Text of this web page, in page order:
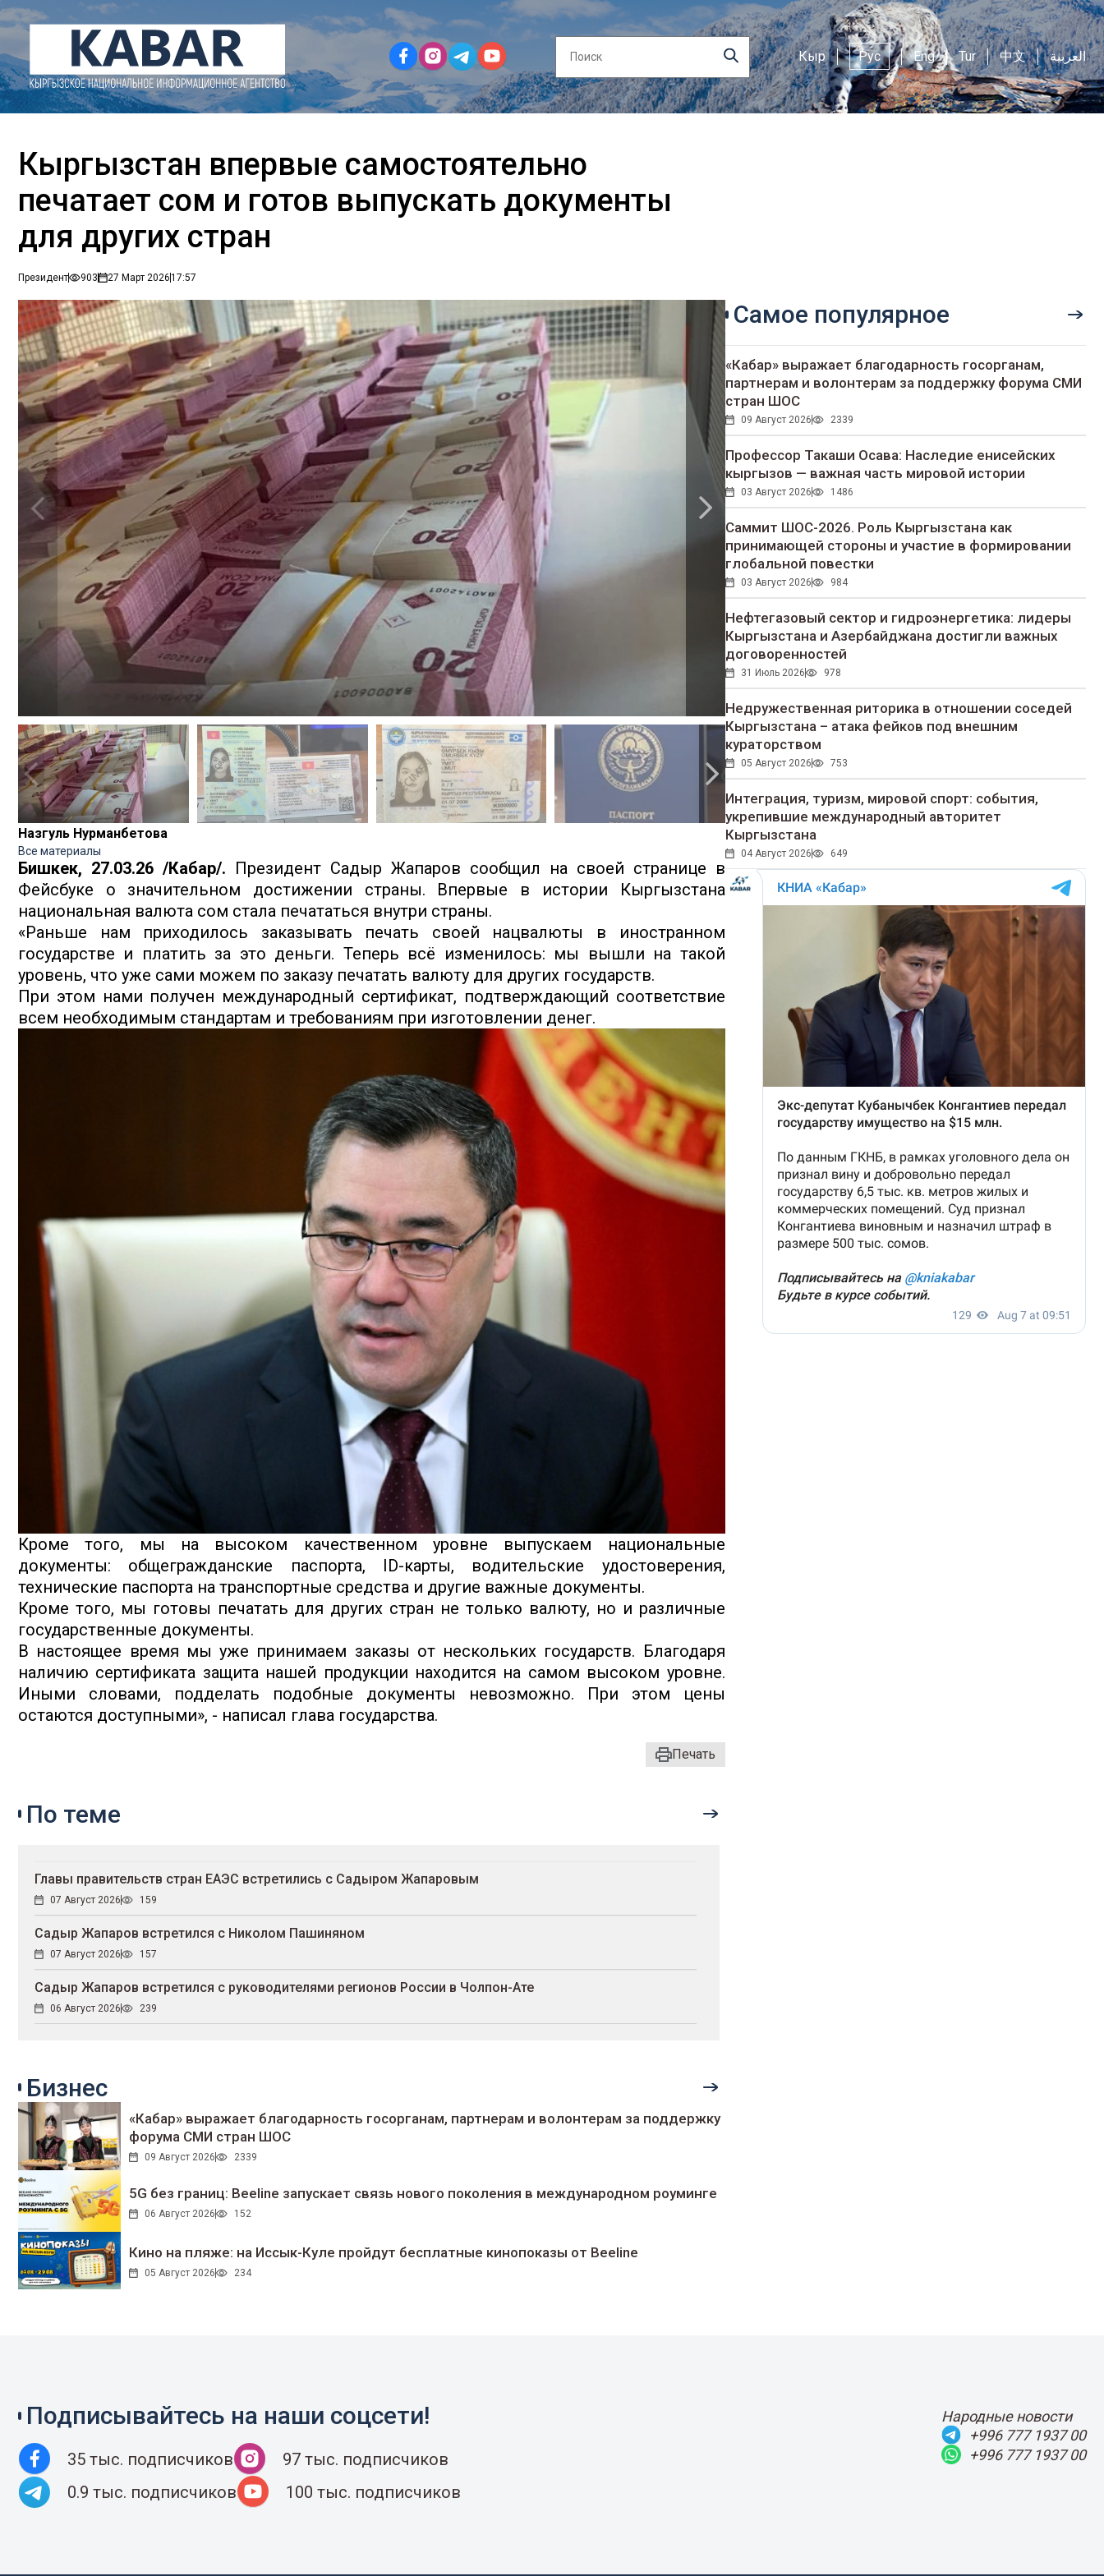
Кыр Рус Eng Tur 中文 العربية
Кыргызстан впервые самостоятельно
печатает сом и готов выпускать документы
для других стран
Президент 903 27 Март 202617:57
Назгуль Нурманбетова
Все материалы
Бишкек, 27.03.26 /Кабар/.
Президент Садыр Жапаров сообщил на своей странице в
Фейсбуке о значительном достижении страны. Впервые в истории Кыргызстана
национальная валюта сом стала печататься внутри страны.
«Раньше нам приходилось заказывать печать своей нацвалюты в иностранном
государстве и платить за это деньги. Теперь всё изменилось: мы вышли на такой
уровень, что уже сами можем по заказу печатать валюту для других государств.
При этом нами получен международный сертификат, подтверждающий соответствие
всем необходимым стандартам и требованиям при изготовлении денег.
Кроме того, мы на высоком качественном уровне выпускаем национальные
документы: общегражданские паспорта, ID-карты, водительские удостоверения,
технические паспорта на транспортные средства и другие важные документы.
Кроме того, мы готовы печатать для других стран не только валюту, но и различные
государственные документы.
В настоящее время мы уже принимаем заказы от нескольких государств. Благодаря
наличию сертификата защита нашей продукции находится на самом высоком уровне.
Иными словами, подделать подобные документы невозможно. При этом цены
остаются доступными», - написал глава государства.
Печать
Самое популярное
«Кабар» выражает благодарность госорганам,
партнерам и волонтерам за поддержку форума СМИ
стран ШОС
09 Август 2026 2339
Профессор Такаши Осава: Наследие енисейских
кыргызов — важная часть мировой истории
03 Август 2026 1486
Саммит ШОС-2026. Роль Кыргызстана как
принимающей стороны и участие в формировании
глобальной повестки
03 Август 2026 984
Нефтегазовый сектор и гидроэнергетика: лидеры
Кыргызстана и Азербайджана достигли важных
договоренностей
31 Июль 2026 978
Недружественная риторика в отношении соседей
Кыргызстана – атака фейков под внешним
кураторством
05 Август 2026 753
Интеграция, туризм, мировой спорт: события,
укрепившие международный авторитет
Кыргызстана
04 Август 2026 649
По теме
Главы правительств стран ЕАЭС встретились с Садыром Жапаровым
07 Август 2026 159
Садыр Жапаров встретился с Николом Пашиняном
07 Август 2026 157
Садыр Жапаров встретился с руководителями регионов России в Чолпон-Ате
06 Август 2026 239
Бизнес
«Кабар» выражает благодарность госорганам, партнерам и волонтерам за поддержку
форума СМИ стран ШОС
09 Август 2026 2339
5G без границ: Beeline запускает связь нового поколения в международном роуминге
06 Август 2026 152
Кино на пляже: на Иссык-Куле пройдут беcплатные кинопоказы от Beeline
05 Август 2026 234
Подписывайтесь на наши соцсети!
35 тыс. подписчиков
97 тыс. подписчиков
0.9 тыс. подписчиков
100 тыс. подписчиков
Народные новости
+996 777 1937 00
+996 777 1937 00